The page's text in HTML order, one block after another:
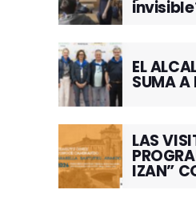
EL
SUMA A
LAS
IZAN”